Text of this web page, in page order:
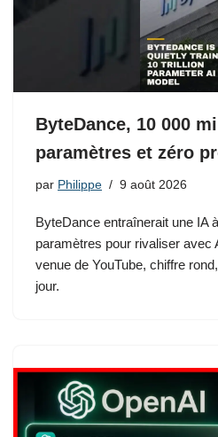
ByteDance, 10 000
paramètres et zéro
par Philippe 9 août 2026
ByteDance entraînerait une IA
paramètres pour rivaliser avec
venue de YouTube, chiffre
jour.